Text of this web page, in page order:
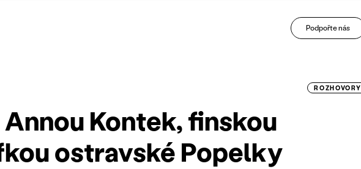
Podpořte nás
ROZHOVORY
Annou Kontek, finskou
ostravské Popelky